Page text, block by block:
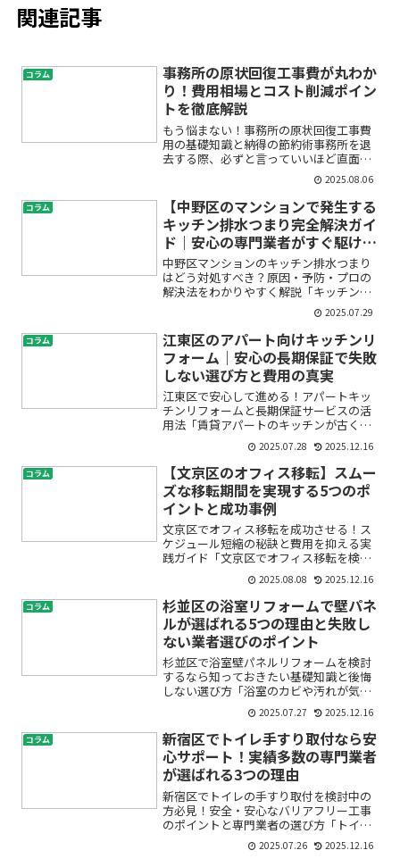
関連記事
コラム
事務所の原状回復工事費が丸わか
り！費用相場とコスト削減ポイン
トを徹底解説
もう悩まない！事務所の原状回復工事費
用の基礎知識と納得の節約術事務所を退
去する際、必ずと言っていいほど直面す
る「原状回復工事費」。「いくらかかる
の？」「見積りの内容は妥当？」「節約
できる方法は？」など、不安や疑問を持
つ方は多いはずです。この...
2025.08.06
コラム
【中野区のマンションで発生する
キッチン排水つまり完全解決ガイ
ド｜安心の専門業者がすぐ駆けつ
け！】
中野区マンションのキッチン排水つまり
はどう対処すべき？原因・予防・プロの
解決法をわかりやすく解説「キッチンの
排水口から水が流れにくい…」「急に悪
臭がしてきた」「何度掃除しても、また
詰まりそうで不安」――そんなお悩みはあり
ませんか？中野区のマ...
2025.07.29
コラム
江東区のアパート向けキッチンリ
フォーム｜安心の長期保証で失敗
しない選び方と費用の真実
江東区で安心して進める！アパートキッ
チンリフォームと長期保証サービスの活
用法「賃貸アパートのキッチンが古くて
使いにくい」「リフォームしたいけど、
費用や保証が心配」「初めてで何から始
めたらいいの？」江東区でアパートキッ
チンリフォームを検討され...
2025.07.28 2025.12.16
コラム
【文京区のオフィス移転】スムー
ズな移転期間を実現する5つのポ
イントと成功事例
文京区でオフィス移転を成功させる！ス
ケジュール短縮の秘訣と費用を抑える実
践ガイド「文京区でオフィス移転を検討
しているけれど、何から始めたらいいか
分からない」「移転スケジュールがタイ
トで、できれば期間を短縮したい」「移
転費用もできるだけ抑えた...
2025.08.08 2025.12.16
コラム
杉並区の浴室リフォームで壁パネ
ルが選ばれる5つの理由と失敗し
ない業者選びのポイント
杉並区で浴室壁パネルリフォームを検討
するなら知っておきたい基礎知識と後悔
しない選び方「浴室のカビや汚れが気に
なる」「リフォームでお風呂を快適にし
たいけど、どんな壁パネルを選べばいい
の？」「費用やメンテナンス、業者選び
で失敗したくない…」こん...
2025.07.27 2025.12.16
コラム
新宿区でトイレ手すり取付なら安
心サポート！実績多数の専門業者
が選ばれる3つの理由
新宿区でトイレの手すり取付を検討中の
方必見！安全・安心なバリアフリー工事
のポイントと専門業者の選び方「トイレ
に手すりを付けたいけれど、どこに相談
すればいいの？」「費用や工事の流れが
2025.07.26 2025.12.16